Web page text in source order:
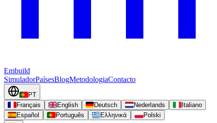
Embuild
SimuladorPaísesBlogMetodologiaContacto
PT
Français
English Deutsch Nederlands
Italiano
Español
Português Ελληνικά Polski